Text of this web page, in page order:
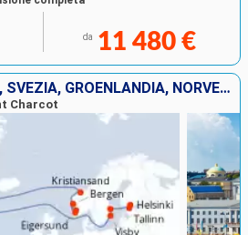
da 11 480 €
FINLANDIA, ESTONIA, SVEZIA, GROENLANDIA, NORVEGIA
Charcot